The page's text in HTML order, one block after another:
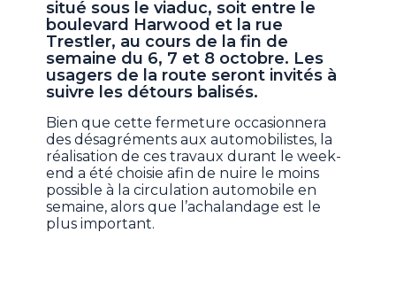
situé sous le viaduc, soit entre le
boulevard Harwood et la rue
Trestler, au cours de la fin de
semaine du 6, 7 et 8 octobre. Les
usagers de la route seront invités à
suivre les détours balisés.
Bien que cette fermeture occasionnera
des désagréments aux automobilistes, la
réalisation de ces travaux durant le week-
end a été choisie afin de nuire le moins
possible à la circulation automobile en
semaine, alors que l’achalandage est le
plus important.